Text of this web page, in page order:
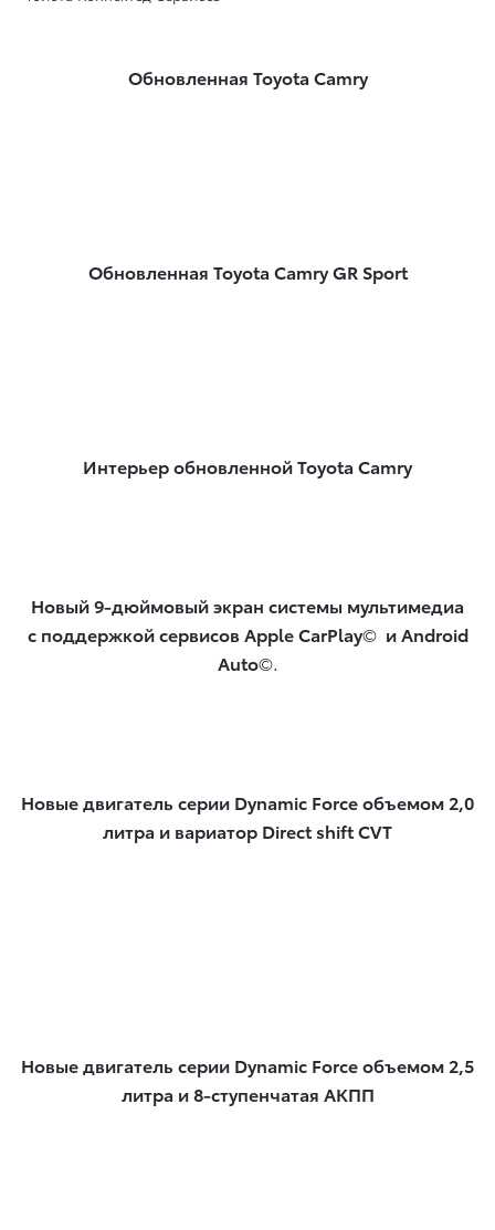
Обновленная Toyota Camry
Обновленная Toyota Camry GR Sport
Интерьер обновленной Toyota Camry
Новый 9-дюймовый экран системы мультимедиа
с поддержкой сервисов Apple CarPlay© и Android
Auto©.
Новые двигатель серии Dynamic Force объемом 2,0
литра и вариатор Direct shift CVT
Новые двигатель серии Dynamic Force объемом 2,5
литра и 8-ступенчатая АКПП